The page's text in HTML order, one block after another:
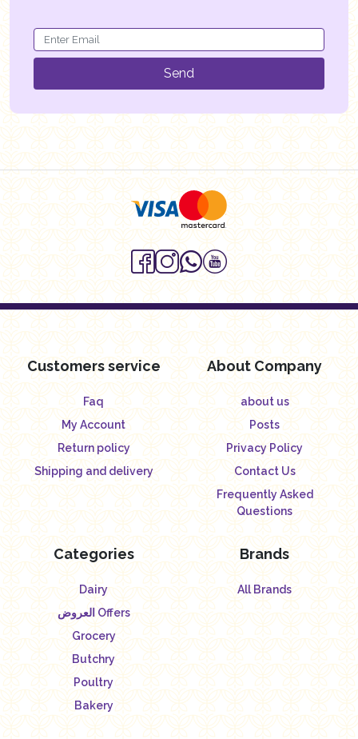
Send
Customers service
Faq
My Account
Return policy
Shipping and delivery
About Company
about us
Posts
Privacy Policy
Contact Us
Frequently Asked
Questions
Categories
Dairy
العروض Offers
Grocery
Butchry
Poultry
Bakery
Brands
All Brands